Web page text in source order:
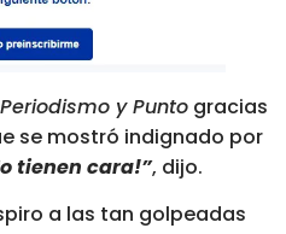
Periodismo y Punto gracias
se mostró indignado por
tienen cara!”, dijo.
a las tan golpeadas